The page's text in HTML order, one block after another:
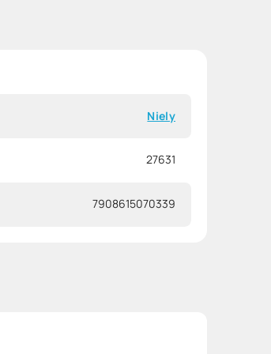
Niely
27631
7908615070339